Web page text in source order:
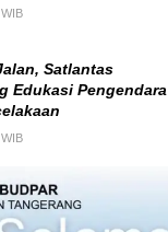
Satlantas
Edukasi Pengendara